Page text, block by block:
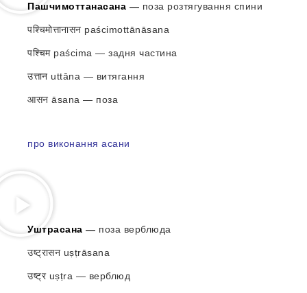
Пашчимоттанасана — поза розтягування спини
पश्चिमोत्तानासन paścimottānāsana
पश्चिम paścima — задня частина
उत्तान uttāna — витягання
आसन āsana — поза
про виконання асани
Уштрасана — поза верблюда
उष्ट्रासन uṣṭrāsana
उष्ट्र uṣṭra — верблюд